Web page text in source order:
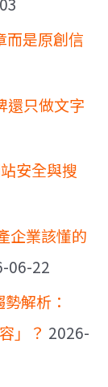
而是原創信
還只做文字
安全與搜
企業該懂的
06-22
解析：
」？ 2026-